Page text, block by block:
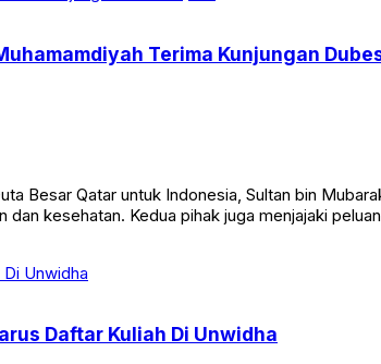
Terima Kunjungan
Besar Qatar untuk Indonesia, Sultan bin
kesehatan. Kedua pihak juga menjajaki
Daftar Kuliah Di Unwidha